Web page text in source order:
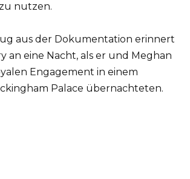
nutzen.
aus der Dokumentation erinnert
an eine Nacht, als er und Meghan
Engagement in einem
Palace übernachteten.